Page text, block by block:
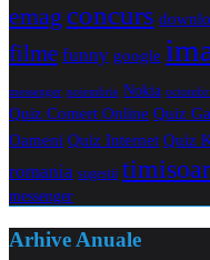
emag concurs
filme funny google
messenger noiembrie Nokia
Quiz Comert Online Quiz
Oameni Quiz Internet Quiz
romania sugestii
messenger
Arhive Anuale